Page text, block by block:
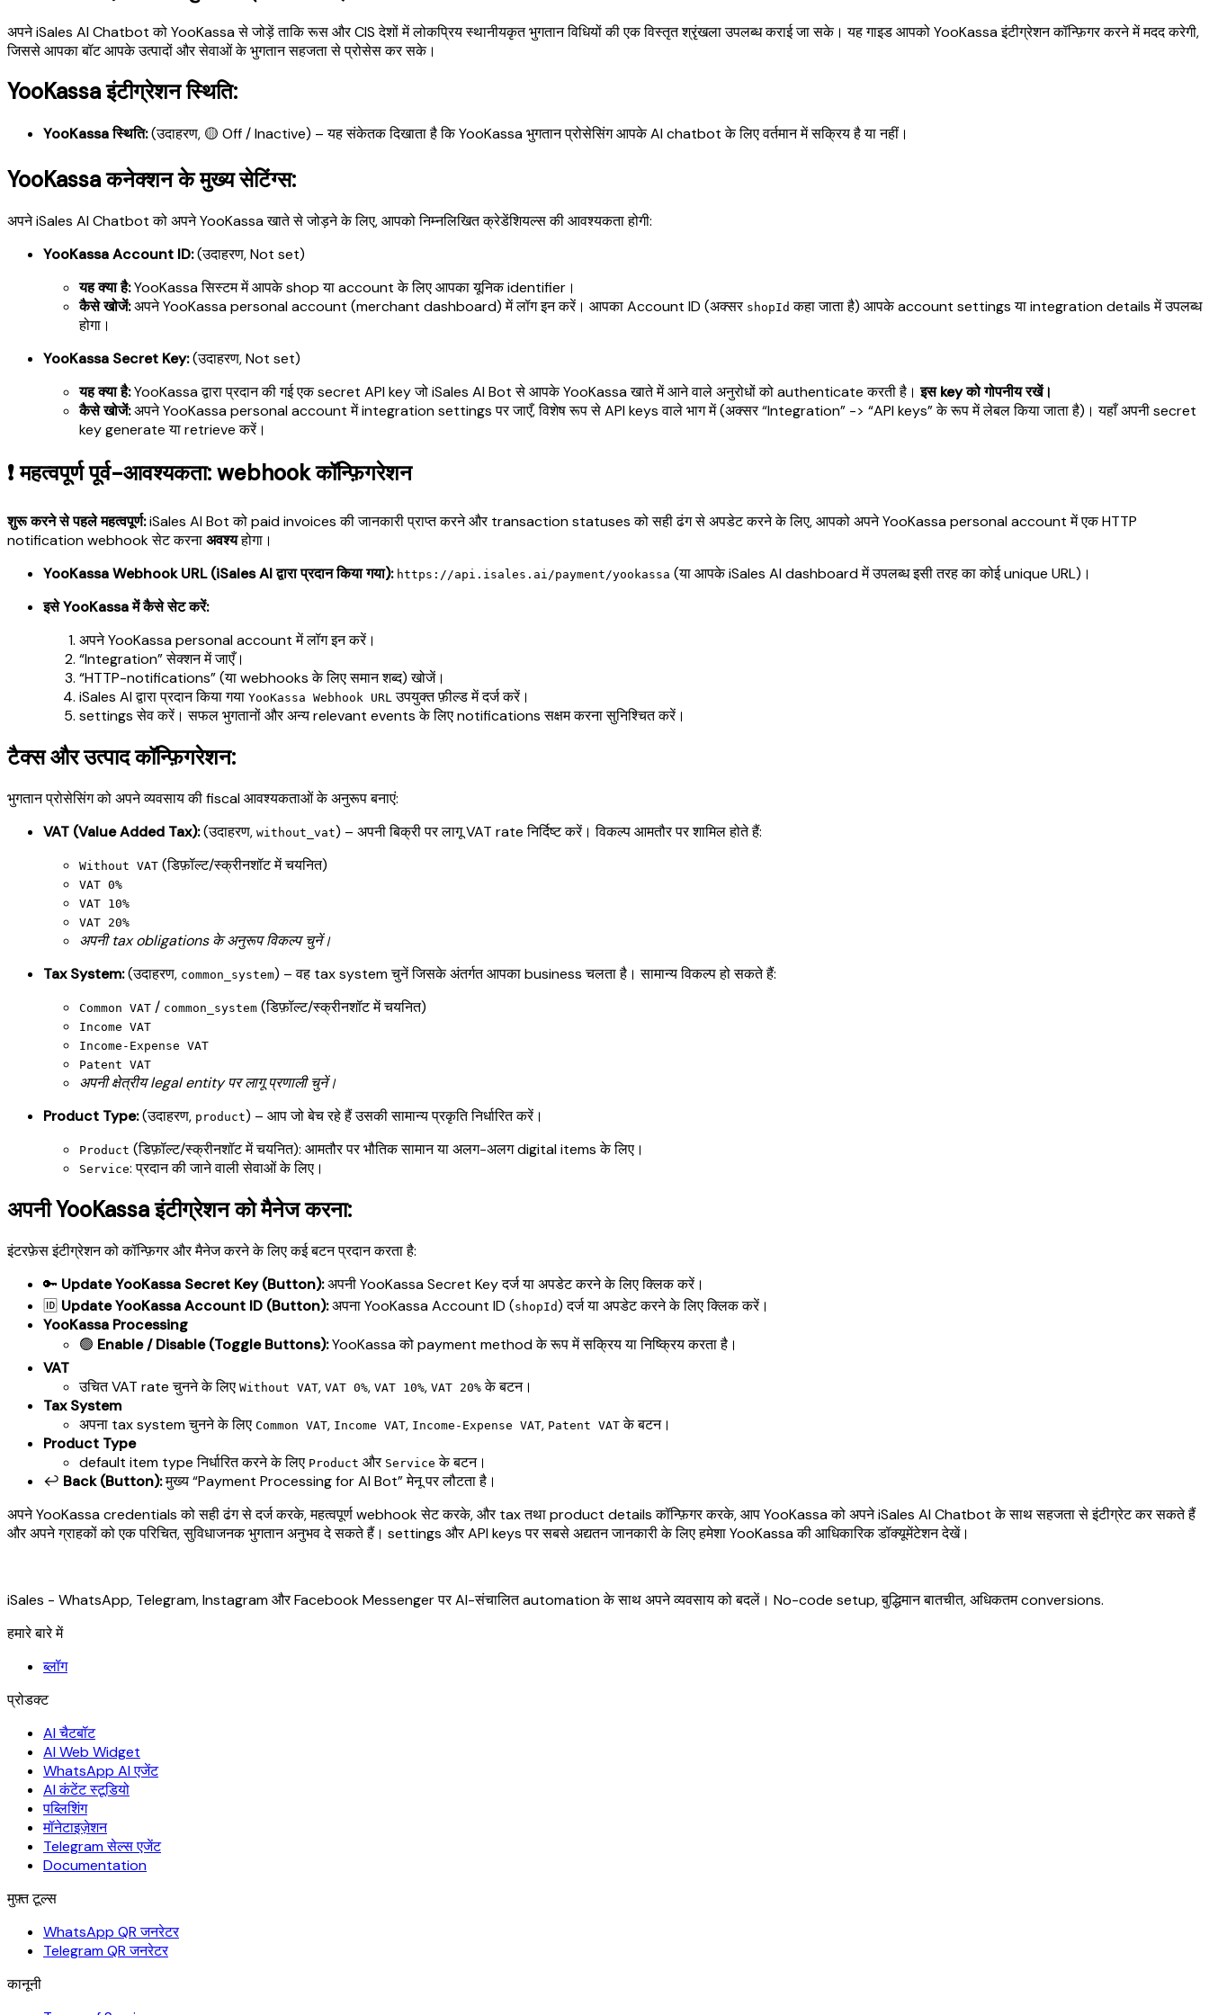
अपने iSales AI Chatbot को YooKassa से जोड़ें ताकि रूस और CIS देशों में लोकप्रिय स्थानीयकृत भुगतान विधियों की एक विस्तृत श्रृंखला उपलब्ध कराई जा सके। यह गाइड आपको YooKassa इंटीग्रेशन कॉन्फ़िगर करने में मदद करेगी,
जिससे आपका बॉट आपके उत्पादों और सेवाओं के भुगतान सहजता से प्रोसेस कर सके।
YooKassa इंटीग्रेशन स्थिति:
YooKassa स्थिति:(उदाहरण, 🟡 Off / Inactive) – यह संकेतक दिखाता है कि YooKassa भुगतान प्रोसेसिंग आपके AI chatbot के लिए वर्तमान में सक्रिय है या नहीं।
YooKassa कनेक्शन के मुख्य सेटिंग्स:
अपने iSales AI Chatbot को अपने YooKassa खाते से जोड़ने के लिए, आपको निम्नलिखित क्रेडेंशियल्स की आवश्यकता होगी:
YooKassa Account ID:(उदाहरण, Not set)
यह क्या है:YooKassa सिस्टम में आपके shop या account के लिए आपका यूनिक identifier।
कैसे खोजें:अपने YooKassa personal account (merchant dashboard) में लॉग इन करें। आपका Account ID (अक्सर shopId कहा जाता है) आपके account settings या integration details में उपलब्ध
होगा।
YooKassa Secret Key:(उदाहरण, Not set)
यह क्या है:YooKassa द्वारा प्रदान की गई एक secret API key जो iSales AI Bot से आपके YooKassa खाते में आने वाले अनुरोधों को authenticate करती है।इस key को गोपनीय रखें।
कैसे खोजें:अपने YooKassa personal account में integration settings पर जाएँ, विशेष रूप से API keys वाले भाग में (अक्सर “Integration” -> “API keys” के रूप में लेबल किया जाता है)। यहाँ अपनी secret
key generate या retrieve करें।
❗ महत्वपूर्ण पूर्व-आवश्यकता: webhook कॉन्फ़िगरेशन
शुरू करने से पहले महत्वपूर्ण:iSales AI Bot को paid invoices की जानकारी प्राप्त करने और transaction statuses को सही ढंग से अपडेट करने के लिए, आपको अपने YooKassa personal account में एक HTTP
notification webhook सेट करनाअवश्यहोगा।
YooKassa Webhook URL (iSales AI द्वारा प्रदान किया गया): https://api.isales.ai/payment/yookassa (या आपके iSales AI dashboard में उपलब्ध इसी तरह का कोई unique URL)।
इसे YooKassa में कैसे सेट करें:
अपने YooKassa personal account में लॉग इन करें।
“Integration” सेक्शन में जाएँ।
“HTTP-notifications” (या webhooks के लिए समान शब्द) खोजें।
iSales AI द्वारा प्रदान किया गया YooKassa Webhook URL उपयुक्त फ़ील्ड में दर्ज करें।
settings सेव करें। सफल भुगतानों और अन्य relevant events के लिए notifications सक्षम करना सुनिश्चित करें।
टैक्स और उत्पाद कॉन्फ़िगरेशन:
भुगतान प्रोसेसिंग को अपने व्यवसाय की fiscal आवश्यकताओं के अनुरूप बनाएं:
VAT (Value Added Tax):(उदाहरण, without_vat) – अपनी बिक्री पर लागू VAT rate निर्दिष्ट करें। विकल्प आमतौर पर शामिल होते हैं:
Without VAT (डिफ़ॉल्ट/स्क्रीनशॉट में चयनित)
VAT 0%
VAT 10%
VAT 20%
अपनी tax obligations के अनुरूप विकल्प चुनें।
Tax System:(उदाहरण, common_system) – वह tax system चुनें जिसके अंतर्गत आपका business चलता है। सामान्य विकल्प हो सकते हैं:
Common VAT / common_system (डिफ़ॉल्ट/स्क्रीनशॉट में चयनित)
Income VAT
Income-Expense VAT
Patent VAT
अपनी क्षेत्रीय legal entity पर लागू प्रणाली चुनें।
Product Type:(उदाहरण, product) – आप जो बेच रहे हैं उसकी सामान्य प्रकृति निर्धारित करें।
Product (डिफ़ॉल्ट/स्क्रीनशॉट में चयनित): आमतौर पर भौतिक सामान या अलग-अलग digital items के लिए।
Service: प्रदान की जाने वाली सेवाओं के लिए।
अपनी YooKassa इंटीग्रेशन को मैनेज करना:
इंटरफ़ेस इंटीग्रेशन को कॉन्फ़िगर और मैनेज करने के लिए कई बटन प्रदान करता है:
🔑 Update YooKassa Secret Key (Button):अपनी YooKassa Secret Key दर्ज या अपडेट करने के लिए क्लिक करें।
🆔 Update YooKassa Account ID (Button):अपना YooKassa Account ID (shopId) दर्ज या अपडेट करने के लिए क्लिक करें।
YooKassa Processing
🟢 Enable / Disable (Toggle Buttons):YooKassa को payment method के रूप में सक्रिय या निष्क्रिय करता है।
VAT
उचित VAT rate चुनने के लिए Without VAT, VAT 0%, VAT 10%, VAT 20% के बटन।
Tax System
अपना tax system चुनने के लिए Common VAT, Income VAT, Income-Expense VAT, Patent VAT के बटन।
Product Type
default item type निर्धारित करने के लिए Product और Service के बटन।
↩️ Back (Button):मुख्य “Payment Processing for AI Bot” मेनू पर लौटता है।
अपने YooKassa credentials को सही ढंग से दर्ज करके, महत्वपूर्ण webhook सेट करके, और tax तथा product details कॉन्फ़िगर करके, आप YooKassa को अपने iSales AI Chatbot के साथ सहजता से इंटीग्रेट कर सकते हैं
और अपने ग्राहकों को एक परिचित, सुविधाजनक भुगतान अनुभव दे सकते हैं। settings और API keys पर सबसे अद्यतन जानकारी के लिए हमेशा YooKassa की आधिकारिक डॉक्यूमेंटेशन देखें।
iSales - WhatsApp, Telegram, Instagram और Facebook Messenger पर AI-संचालित automation के साथ अपने व्यवसाय को बदलें। No-code setup, बुद्धिमान बातचीत, अधिकतम conversions.
हमारे बारे में
ब्लॉग
प्रोडक्ट
AI चैटबॉट
AI Web Widget
WhatsApp AI एजेंट
AI कंटेंट स्टूडियो
पब्लिशिंग
मॉनेटाइज़ेशन
Telegram सेल्स एजेंट
Documentation
मुफ़्त टूल्स
WhatsApp QR जनरेटर
Telegram QR जनरेटर
कानूनी